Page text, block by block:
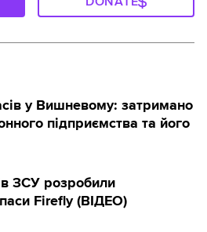
у Вишневому: затримано
підприємства та його
ЗСУ розробили
Firefly (ВІДЕО)